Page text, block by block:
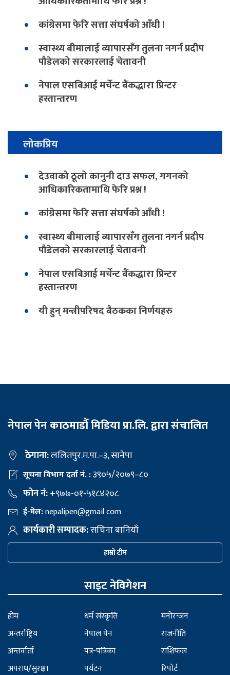
कांग्रेसमा फेरि सत्ता संघर्षको आँधी !
स्वास्थ्य बीमालाई व्यापारसँग तुलना नगर्न प्रदीप
पौडेलको सरकारलाई चेतावनी
नेपाल एसबिआई मर्चेन्ट बैंकद्धारा प्रिन्टर
हस्तान्तरण
लोकप्रिय
देउवाको ठूलो कानुनी दाउ सफल, गगनको
आधिकारिकतामाथि फेरि प्रश्न !
कांग्रेसमा फेरि सत्ता संघर्षको आँधी !
स्वास्थ्य बीमालाई व्यापारसँग तुलना नगर्न प्रदीप
पौडेलको सरकारलाई चेतावनी
नेपाल एसबिआई मर्चेन्ट बैंकद्धारा प्रिन्टर
हस्तान्तरण
यी हुन् मन्त्रीपरिषद बैठकका निर्णयहरु
नेपाल पेन काठमाडौँ मिडिया प्रा.लि. द्वारा संचालित
ठेगाना:ललितपुर.म.पा.–३, सानेपा
सूचना विभाग दर्ता नं. :३९०५/२०७९–८०
फोन नं:+९७७-०१-५१८४२०८
ई-मेल:nepalipen@gmail com
कार्यकारी सम्पादक:सचिना बानियाँ
हाम्रो टीम
साइट नेविगेशन
होम
अन्तर्राष्ट्रिय
अन्तर्वार्ता
अपराध/सुरक्षा
धर्म संस्कृति
नेपाल पेन
पत्र-पत्रिका
पर्यटन
मनोरन्जन
राजनीति
राशिफल
रिपोर्ट